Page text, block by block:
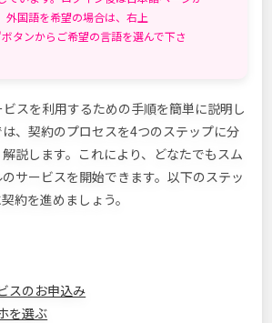
外国語を希望の場合は、右上
タンからご希望の言語を選んで下さ
スを利用するための手順を簡単に説明し
、契約のプロセスを4つのステップに分
説します。これにより、どなたでもスム
サービスを開始できます。以下のステッ
約を進めましょう。
スのお申込み
を選ぶ